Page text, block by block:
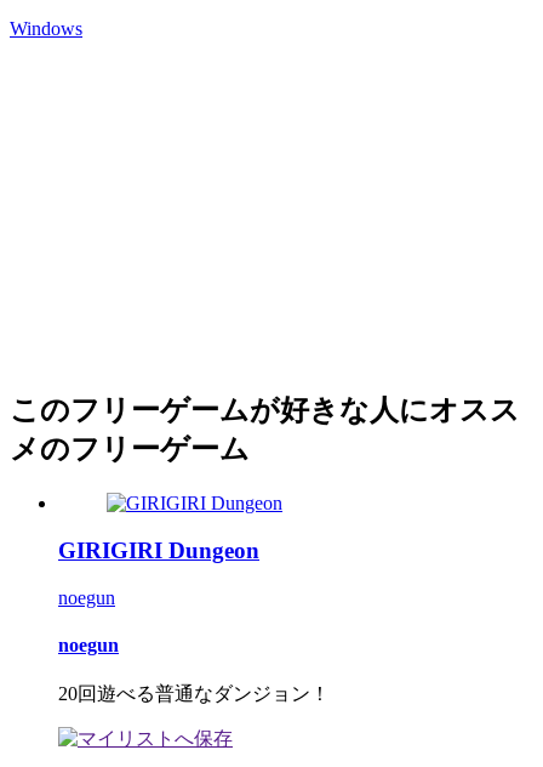
Windows
このフリーゲームが好きな人にオスス
メのフリーゲーム
GIRIGIRI Dungeon
noegun
noegun
20回遊べる普通なダンジョン！